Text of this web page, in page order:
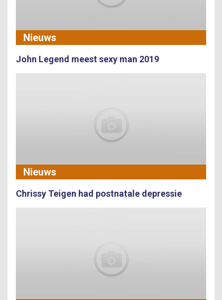
Nieuws
John Legend meest sexy man 2019
Nieuws
Chrissy Teigen had postnatale depressie